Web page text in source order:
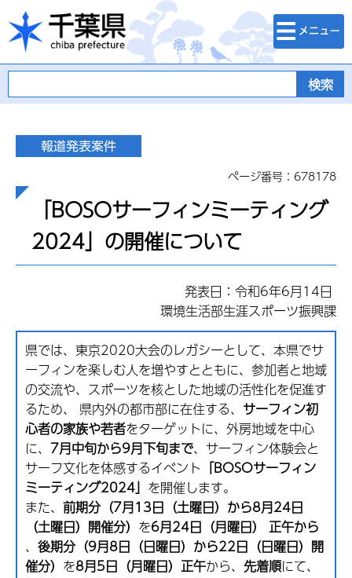
千葉県
検索・メニュ
ー
ページ番号：678178
「BOSOサーフィンミーティング
2024」の開催について
発表日：令和6年6月14日
環境生活部生涯スポーツ振興課
県では、東京2020大会のレガシーとして、本県でサ
ーフィンを楽しむ人を増やすとともに、参加者と地域
の交流や、スポーツを核とした地域の活性化を促進す
るため、 県内外の都市部に在住する、 サーフィン初
心者の家族や若者をターゲットに、外房地域を中心
に、 7月中旬から9月下旬まで、サーフィン体験会と
サーフ文化を体感するイベント 「BOSOサーフィン
ミーティング2024」 を開催します。
また、 前期分（7月13日（土曜日）から8月24日
（土曜日）開催分） を6月24日（月曜日） 正午から
、 後期分（9月8日（日曜日）から22日（日曜日）開
催分） を8月5日（月曜日）正午から、 先着順にて、